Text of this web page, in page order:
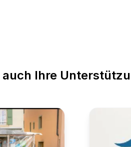
auch Ihre